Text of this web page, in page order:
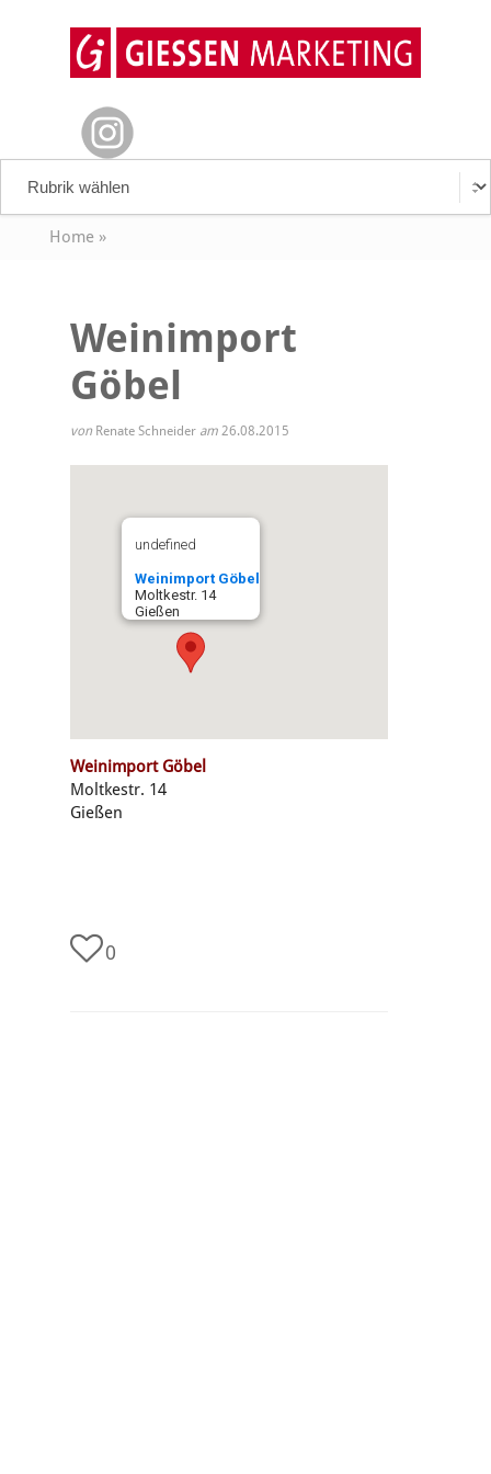
Home»
Weinimport
Göbel
von Renate Schneider am 26.08.2015
undefined
Weinimport Göbel
Moltkestr. 14
Gießen
Weinimport Göbel
Moltkestr. 14
Gießen
0